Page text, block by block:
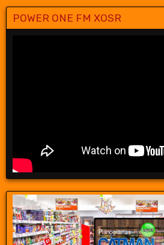
POWER ONE FM XOSR